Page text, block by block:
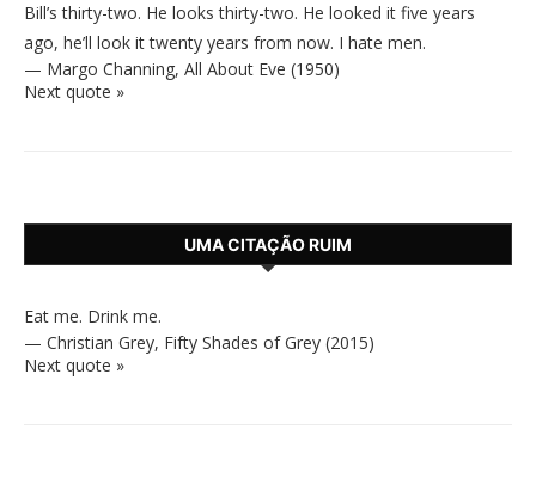
Bill’s thirty-two. He looks thirty-two. He looked it five years
ago, he’ll look it twenty years from now. I hate men.
— Margo Channing, All About Eve (1950)
Next quote »
UMA CITAÇÃO RUIM
Eat me. Drink me.
— Christian Grey, Fifty Shades of Grey (2015)
Next quote »